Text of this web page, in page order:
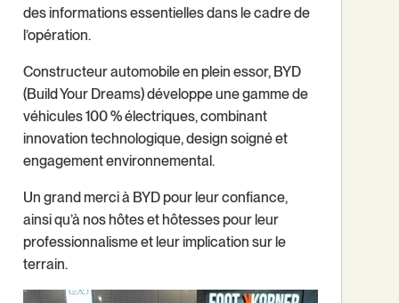
des informations essentielles dans le cadre de
l’opération.
Constructeur automobile en plein essor, BYD
(Build Your Dreams) développe une gamme de
véhicules 100 % électriques, combinant
innovation technologique, design soigné et
engagement environnemental.
Un grand merci à BYD pour leur confiance,
ainsi qu’à nos hôtes et hôtesses pour leur
professionnalisme et leur implication sur le
terrain.